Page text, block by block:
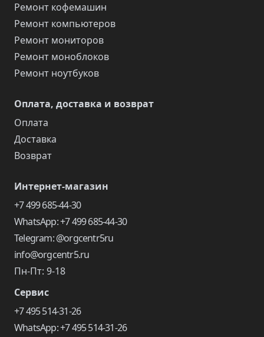
Ремонт кофемашин
Ремонт компьютеров
Ремонт мониторов
Ремонт моноблоков
Ремонт ноутбуков
Оплата, доставка и возврат
Оплата
Доставка
Возврат
Интернет-магазин
+7 499 685-44-30
WhatsApp: +7 499 685-44-30
Telegram: @orgcentr5ru
info@orgcentr5.ru
Пн-Пт: 9-18
Сервис
+7 495 514-31-26
WhatsApp: +7 495 514-31-26